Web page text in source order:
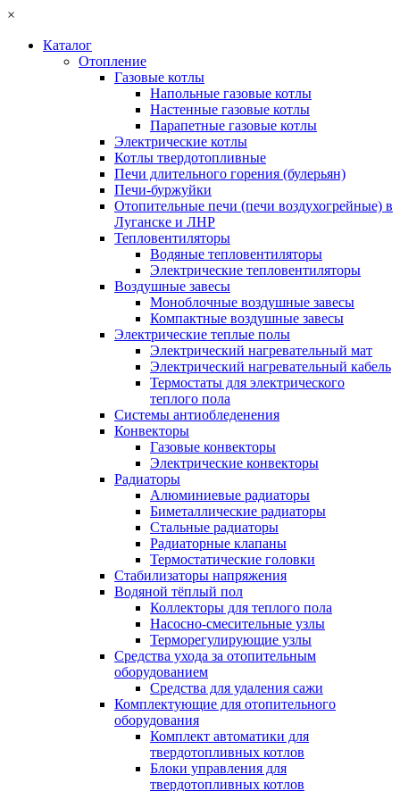
×
Каталог
Отопление
Газовые котлы
Напольные газовые котлы
Настенные газовые котлы
Парапетные газовые котлы
Электрические котлы
Котлы твердотопливные
Печи длительного горения (булерьян)
Печи-буржуйки
Отопительные печи (печи воздухогрейные) в
Луганске и ЛНР
Тепловентиляторы
Водяные тепловентиляторы
Электрические тепловентиляторы
Воздушные завесы
Моноблочные воздушные завесы
Компактные воздушные завесы
Электрические теплые полы
Электрический нагревательный мат
Электрический нагревательный кабель
Термостаты для электрического
теплого пола
Системы антиобледенения
Конвекторы
Газовые конвекторы
Электрические конвекторы
Радиаторы
Алюминиевые радиаторы
Биметаллические радиаторы
Стальные радиаторы
Радиаторные клапаны
Термостатические головки
Стабилизаторы напряжения
Водяной тёплый пол
Коллекторы для теплого пола
Насосно-смесительные узлы
Терморегулирующие узлы
Средства ухода за отопительным
оборудованием
Средства для удаления сажи
Комплектующие для отопительного
оборудования
Комплект автоматики для
твердотопливных котлов
Блоки управления для
твердотопливных котлов